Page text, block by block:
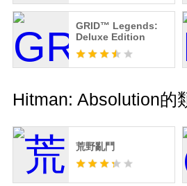
GRID™ Legends:
Deluxe Edition
Hitman: Absolution的
荒野亂鬥